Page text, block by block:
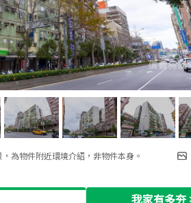
為物件附近環境介紹，非物件本身。
年4月區業績TOP3 2025年6月業績破百萬經
我家有多夯